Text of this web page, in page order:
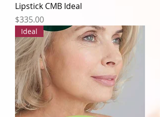
Lipstick CMB Ideal
Precio
$335.00
Ideal